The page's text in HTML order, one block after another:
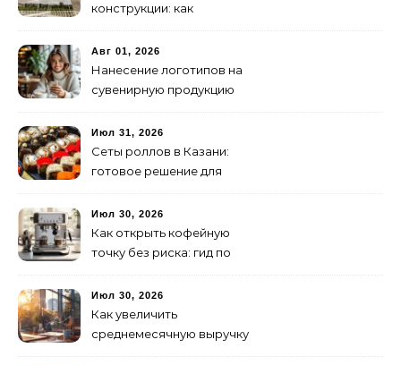
конструкции: как
изготовление и поставку
Авг 01, 2026
Нанесение логотипов на
сувенирную продукцию
Июл 31, 2026
Сеты роллов в Казани:
готовое решение для
друзьями
Июл 30, 2026
Как открыть кофейную
точку без риска: гид по
Июл 30, 2026
Как увеличить
среднемесячную выручку